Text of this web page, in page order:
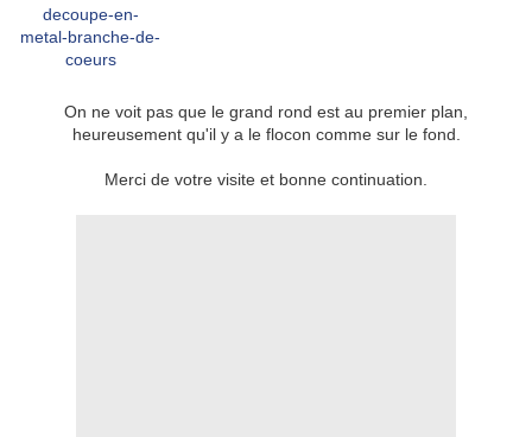
On ne voit pas que le grand rond est au premier plan,
heureusement qu'il y a le flocon comme sur le fond.
Merci de votre visite et bonne continuation.